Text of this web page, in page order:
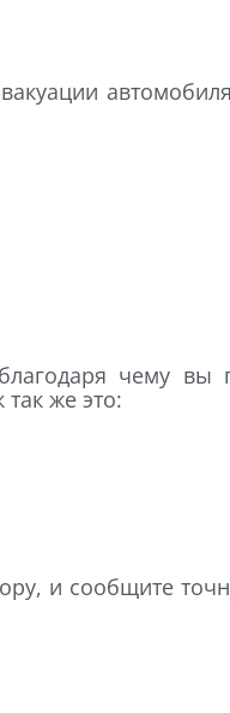
чему вы
же это:
и сообщите